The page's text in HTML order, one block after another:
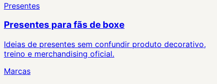
Presentes
Presentes para fãs de boxe
Ideias de presentes sem confundir produto decorativo,
treino e merchandising oficial.
Marcas